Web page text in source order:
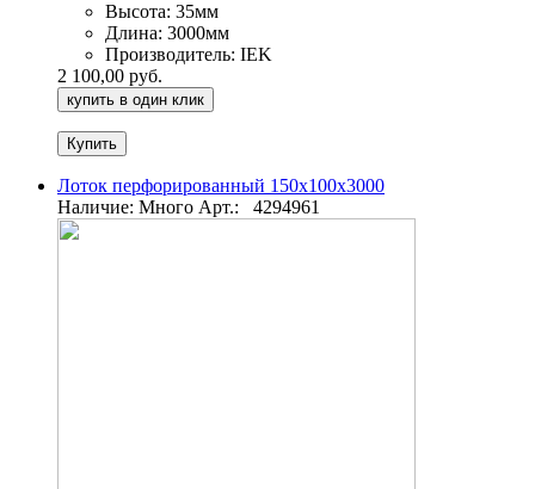
Высота: 35мм
Длина: 3000мм
Производитель: IEK
2 100,00 руб.
купить в один клик
Лоток перфорированный 150х100х3000
Наличие: Много Арт.: 4294961